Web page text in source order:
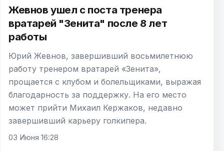
Жевнов ушел с поста тренера
вратарей "Зенита" после 8 лет
работы
Юрий Жевнов, завершивший восьмилетнюю
работу тренером вратарей «Зенита»,
прощается с клубом и болельщиками, выражая
благодарность за поддержку. На его место
может прийти Михаил Кержаков, недавно
завершивший карьеру голкипера.
03 Июня 16:28